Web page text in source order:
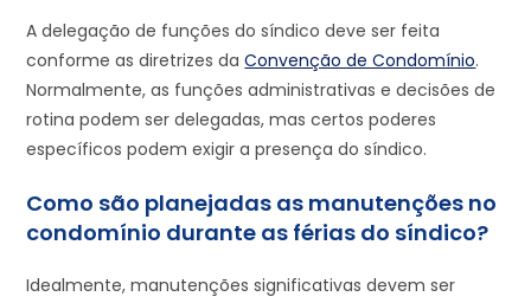
A delegação de funções do síndico deve ser feita
conforme as diretrizes daConvenção de Condomínio.
Normalmente, as funções administrativas e decisões de
rotina podem ser delegadas, mas certos poderes
específicos podem exigir a presença do síndico.
Como são planejadas as manutenções no
condomínio durante as férias do síndico?
Idealmente, manutenções significativas devem ser